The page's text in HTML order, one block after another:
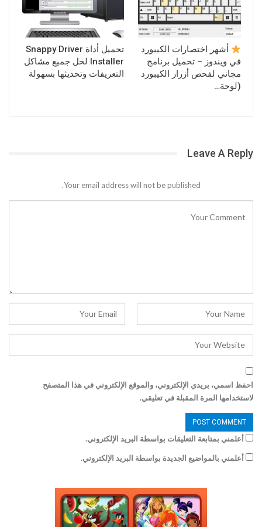
أشهر اختصارات الكيبورد
في ويندوز – تحميل برنامج
مجاني لفحص أزرار الكيبورد
(لوحة…
تحميل أداة Snappy Driver
Installer لحل جميع مشاكل
التعريفات وتحديثها بسهولة
Leave A Reply
Your email address will not be published.
احفظ اسمي، بريدي الإلكتروني، والموقع الإلكتروني في هذا المتصفح
لاستخدامها المرة المقبلة في تعليقي.
أعلمني بمتابعة التعليقات بواسطة البريد الإلكتروني.
أعلمني بالمواضيع الجديدة بواسطة البريد الإلكتروني.